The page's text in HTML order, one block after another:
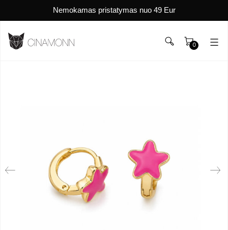
Nemokamas pristatymas nuo 49 Eur
0